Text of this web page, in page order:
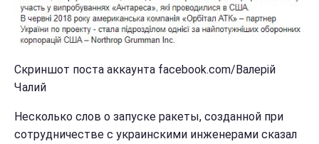
Скриншот поста аккаунта facebook.com/Валерій
Чалий
Несколько слов о запуске ракеты, созданной при
сотрудничестве с украинскими инженерами сказал